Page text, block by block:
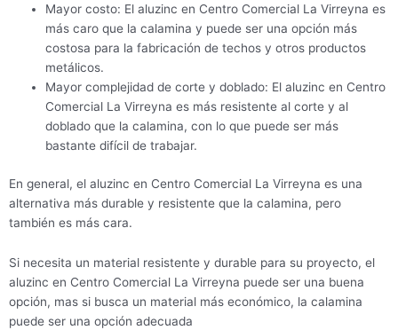
Mayor costo: El aluzinc en Centro Comercial La Virreyna es
más caro que la calamina y puede ser una opción más
costosa para la fabricación de techos y otros productos
metálicos.
Mayor complejidad de corte y doblado: El aluzinc en Centro
Comercial La Virreyna es más resistente al corte y al
doblado que la calamina, con lo que puede ser más
bastante difícil de trabajar.
En general, el aluzinc en Centro Comercial La Virreyna es una
alternativa más durable y resistente que la calamina, pero
también es más cara.
Si necesita un material resistente y durable para su proyecto, el
aluzinc en Centro Comercial La Virreyna puede ser una buena
opción, mas si busca un material más económico, la calamina
puede ser una opción adecuada